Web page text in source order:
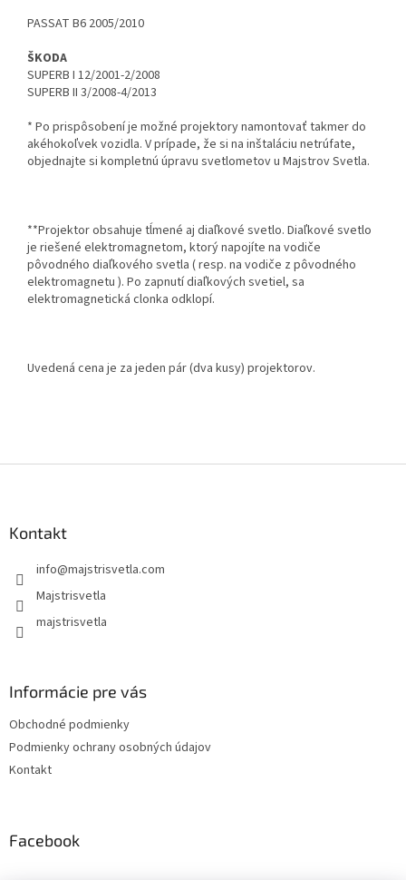
PASSAT B6 2005/2010
ŠKODA
SUPERB I 12/2001-2/2008
SUPERB II 3/2008-4/2013
* Po prispôsobení je možné projektory namontovať takmer do
akéhokoľvek vozidla. V prípade, že si na inštaláciu netrúfate,
objednajte si kompletnú úpravu svetlometov u Majstrov Svetla.
**Projektor obsahuje tĺmené aj diaľkové svetlo. Diaľkové svetlo
je riešené elektromagnetom, ktorý napojíte na vodiče
pôvodného diaľkového svetla ( resp. na vodiče z pôvodného
elektromagnetu ). Po zapnutí diaľkových svetiel, sa
elektromagnetická clonka odklopí.
Uvedená cena je za jeden pár (dva kusy) projektorov.
Kontakt
info@majstrisvetla.com
Majstrisvetla
majstrisvetla
Informácie pre vás
Obchodné podmienky
Podmienky ochrany osobných údajov
Kontakt
Facebook